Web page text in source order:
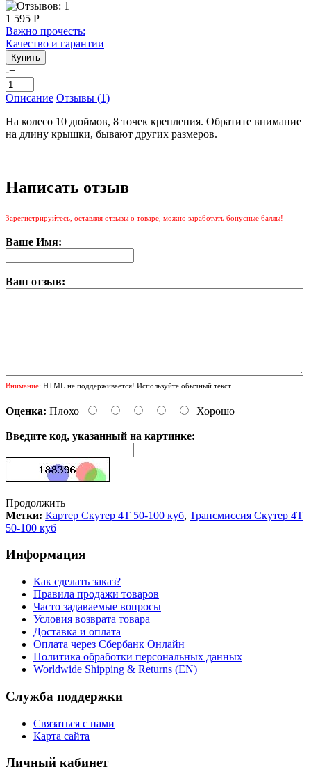
1 595 Р
Важно прочесть:
Качество и гарантии
-+
Описание Отзывы (1)
На колесо 10 дюймов, 8 точек крепления. Обратите внимание
на длину крышки, бывают других размеров.
Написать отзыв
Зарегистрируйтесь, оставляя отзывы о товаре, можно заработать бонусные баллы!
Ваше Имя:
Ваш отзыв:
Внимание: HTML не поддерживается! Используйте обычный текст.
Оценка: Плохо Хорошо
Введите код, указанный на картинке:
Продолжить
Метки: Картер Скутер 4Т 50-100 куб, Трансмиссия Скутер 4Т
50-100 куб
Информация
Как сделать заказ?
Правила продажи товаров
Часто задаваемые вопросы
Условия возврата товара
Доставка и оплата
Оплата через Сбербанк Онлайн
Политика обработки персональных данных
Worldwide Shipping & Returns (EN)
Служба поддержки
Связаться с нами
Карта сайта
Личный кабинет